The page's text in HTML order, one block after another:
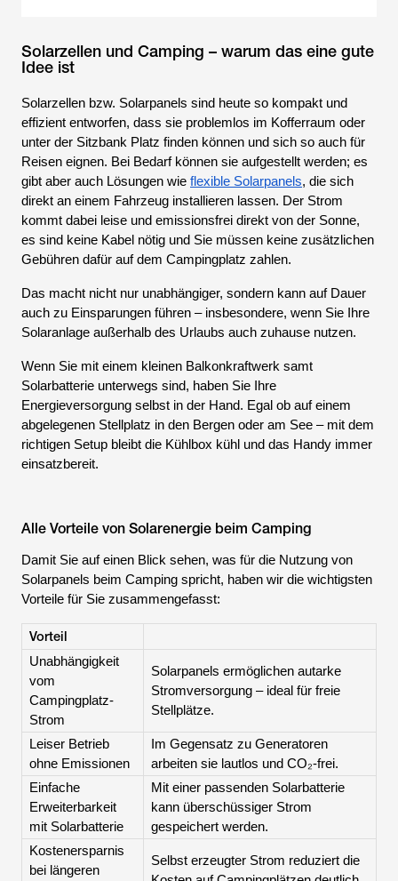
Solarzellen und Camping – warum das eine gute
Idee ist
Solarzellen bzw. Solarpanels sind heute so kompakt und
effizient entworfen, dass sie problemlos im Kofferraum oder
unter der Sitzbank Platz finden können und sich so auch für
Reisen eignen. Bei Bedarf können sie aufgestellt werden; es
gibt aber auch Lösungen wie flexible Solarpanels, die sich
direkt an einem Fahrzeug installieren lassen. Der Strom
kommt dabei leise und emissionsfrei direkt von der Sonne,
es sind keine Kabel nötig und Sie müssen keine zusätzlichen
Gebühren dafür auf dem Campingplatz zahlen.
Das macht nicht nur unabhängiger, sondern kann auf Dauer
auch zu Einsparungen führen – insbesondere, wenn Sie Ihre
Solaranlage außerhalb des Urlaubs auch zuhause nutzen.
Wenn Sie mit einem kleinen Balkonkraftwerk samt
Solarbatterie unterwegs sind, haben Sie Ihre
Energieversorgung selbst in der Hand. Egal ob auf einem
abgelegenen Stellplatz in den Bergen oder am See – mit dem
richtigen Setup bleibt die Kühlbox kühl und das Handy immer
einsatzbereit.
Alle Vorteile von Solarenergie beim Camping
Damit Sie auf einen Blick sehen, was für die Nutzung von
Solarpanels beim Camping spricht, haben wir die wichtigsten
Vorteile für Sie zusammengefasst:
Vorteil
Unabhängigkeit
vom
Campingplatz-
Strom
Solarpanels ermöglichen autarke
Stromversorgung – ideal für freie
Stellplätze.
Leiser Betrieb
ohne Emissionen
Im Gegensatz zu Generatoren
arbeiten sie lautlos und CO₂-frei.
Einfache
Erweiterbarkeit
mit Solarbatterie
Mit einer passenden Solarbatterie
kann überschüssiger Strom
gespeichert werden.
Kostenersparnis
bei längeren
Selbst erzeugter Strom reduziert die